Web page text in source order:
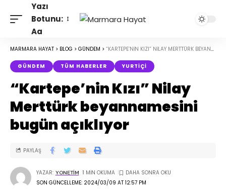
Yazı
Botunu:
Aa
MARMARA HAYAT > BLOG > GÜNDEM > “KARTEPE’NIN KIZI” NILAY MERTTÜRK BEYANNAMESINI BUGÜN AÇIKLIYOR
GÜNDEM TÜM HABERLER YURTIÇI
“Kartepe’nin Kızı” Nilay
Merttürk beyannamesini
bugün açıklıyor
SON GÜNCELLEME: 2024/03/09 AT 12:57 PM
YAZAR: YONETIM 1 MIN OKUMA
PAYLAŞ